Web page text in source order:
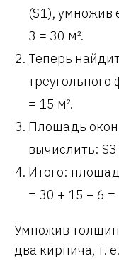
(S1), умножив
3 = 30 м².
Теперь
треугольного
= 15 м².
Площадь
вычислить: S3
Итого:
= 30 + 15 – 6 =
Умножив
два кирпича, т.